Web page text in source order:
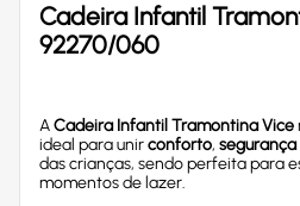
Cadeira Infantil
92270/060
ACadeira Infantil Tramontina Vice
ideal para unirconforto, segurança
das crianças, sendo perfeita para
momentos de lazer.